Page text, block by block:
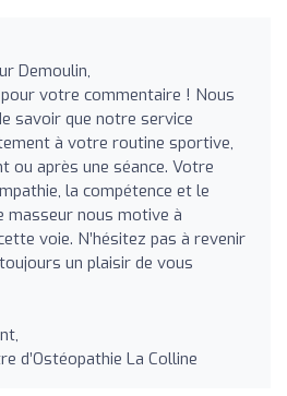
Demoulin,
votre commentaire ! Nous
savoir que notre service
à votre routine sportive,
ou après une séance. Votre
la compétence et le
masseur nous motive à
voie. N’hésitez pas à revenir
un plaisir de vous
d’Ostéopathie La Colline